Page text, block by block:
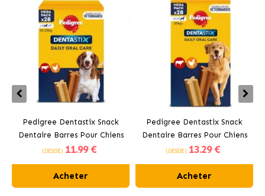
Pedigree Dentastix Snack
Dentaire Barres Pour Chiens
Moyens 10-25 kg
(DESDE) 11.99 €
Acheter
Pedigree Dentastix Snack
Dentaire Barres Pour Chiens
Grands +25 kg
(DESDE) 13.29 €
Acheter